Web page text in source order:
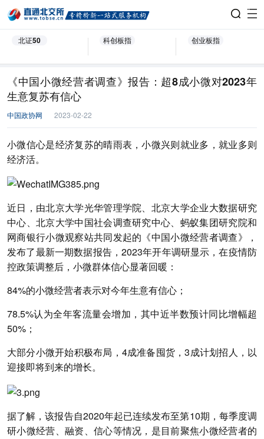
北证50 科创板指 创业板指
《中国小微经营者调查》报告：超8成小微对2023年
生意复苏有信心
中国政协网 2023-02-22
小微信心是经济复苏的晴雨表，小微兴则就业多，就业多则
经济活。
近日，由北京大学光华管理学院、北京大学企业大数据研究
中心、北京大学中国社会调查研究中心、蚂蚁集团研究院和
网商银行小微观察站共同发起的《中国小微经营者调查》，
发布了最新一期数据报告，2023年开年调研显示，在疫情防
控政策调整后，小微群体信心显著回暖：
84%的小微经营者表示对今年生意有信心；
78.5%认为全年客流量会增加，其中近半数预计同比增幅超
50%；
大部分小微开始积极布局，4成准备囤货，3成计划招人，以
迎接即将到来的增长。
据了解，该报告自2020年起已连续发布至第10期，每季度调
研小微经营、融资、信心等情况，是目前聚焦小微经营者的